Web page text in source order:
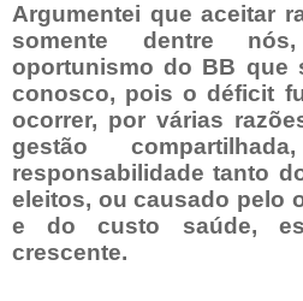
Argumentei que aceitar
somente dentre
oportunismo do BB que
conosco, pois o déficit
ocorrer, por várias
gestão
responsabilidade tanto
eleitos, ou causado pelo
e do custo saúde,
crescente.